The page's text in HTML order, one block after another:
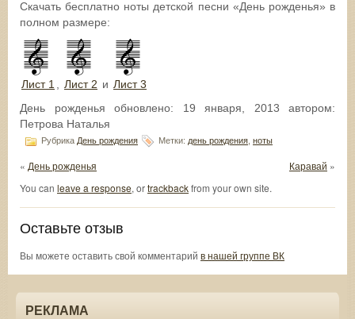
Скачать бесплатно ноты детской песни «День рожденья» в
полном размере:
Лист 1 Лист 2 и Лист 3
День рожденья обновлено: 19 января, 2013 автором:
Петрова Наталья
Рубрика День рождения Метки: день рождения ноты
« День рожденья Каравай »
You can leave a response, ortrackbackfrom your own site.
Оставьте отзыв
Вы можете оставить свой комментарий в нашей группе ВК
РЕКЛАМА